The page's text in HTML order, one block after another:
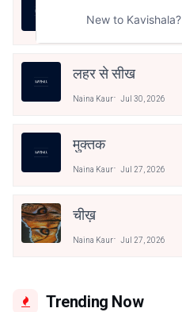
लहर से सीख
Naina Kaur Jul 30, 2026
मुक्तक
Naina Kaur Jul 27, 2026
चीख़
Naina Kaur Jul 27, 2026
Trending Now
New to Kavishala?